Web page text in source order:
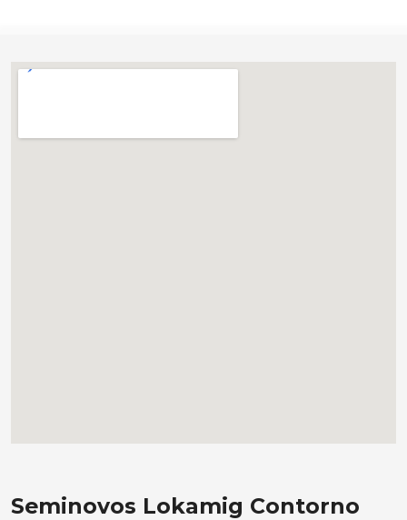
Seminovos Lokamig Contorno